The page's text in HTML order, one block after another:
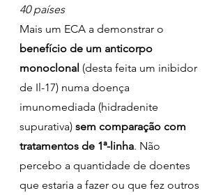
40 países
Mais um ECA a demonstrar o
benefício de um anticorpo
monoclonal (desta feita um inibidor
de Il-17) numa doença
imunomediada (hidradenite
supurativa) sem comparação com
tratamentos de 1ª-linha. Não
percebo a quantidade de doentes
que estaria a fazer ou que fez outros